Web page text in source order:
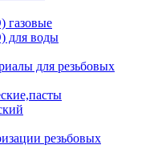
воды
для резьбовых
резьбовых